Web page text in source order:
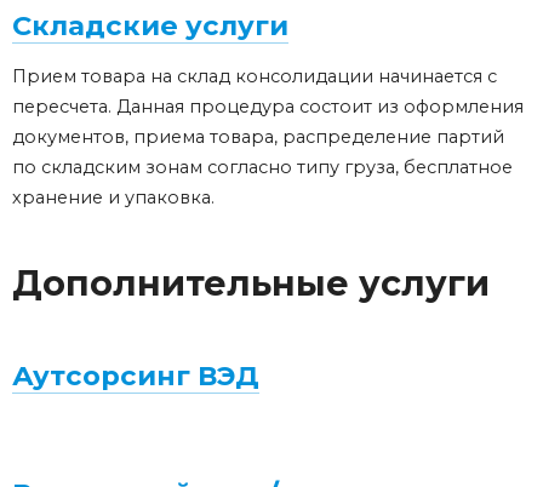
Складские услуги
Прием товара на склад консолидации начинается с
пересчета. Данная процедура состоит из оформления
документов, приема товара, распределение партий
по складским зонам согласно типу груза, бесплатное
хранение и упаковка.
Дополнительные услуги
Аутсорсинг ВЭД